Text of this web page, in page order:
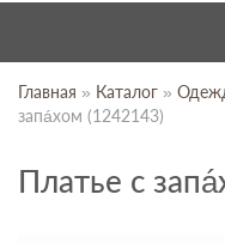
Главная » Каталог »
запáхом (1242143)
Платье с